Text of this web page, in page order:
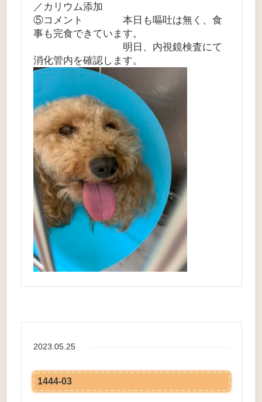
／カリウム添加
⑤コメント 本日も嘔吐は無く、食
事も完食できています。
明日、内視鏡検査にて
消化管内を確認します。
2023.05.25
1444-03